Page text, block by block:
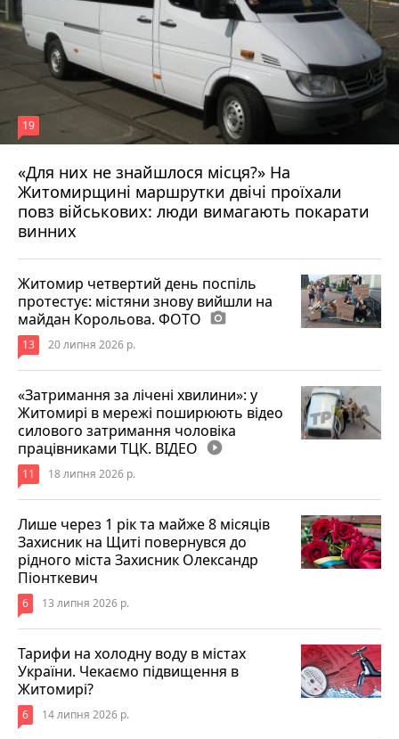
«Для них не знайшлося місця?» На
Житомирщині маршрутки двічі проїхали
повз військових: люди вимагають покарати
винних
19
17 липня 2026 р.
Житомир четвертий день поспіль
протестує: містяни знову вийшли на
майдан Корольова. ФОТО photo_camera
13 20 липня 2026 р.
«Затримання за лічені хвилини»: у
Житомирі в мережі поширюють відео
силового затримання чоловіка
працівниками ТЦК. ВІДЕО play_circle_filled
11 18 липня 2026 р.
Лише через 1 рік та майже 8 місяців
Захисник на Щиті повернувся до
рідного міста Захисник Олександр
Піонткевич
6 13 липня 2026 р.
Тарифи на холодну воду в містах
України. Чекаємо підвищення в
Житомирі?
6 14 липня 2026 р.